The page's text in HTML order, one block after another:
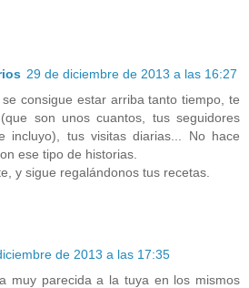
29 de diciembre de 2013 a las 16:27
consigue estar arriba tanto tiempo, te
son unos cuantos, tus seguidores
incluyo), tus visitas diarias... No hace
ese tipo de historias.
y sigue regalándonos tus recetas.
de 2013 a las 17:35
muy parecida a la tuya en los mismos